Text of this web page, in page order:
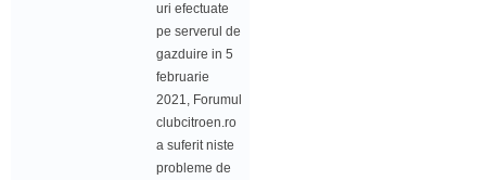
uri efectuate
pe serverul de
gazduire in 5
februarie
2021, Forumul
clubcitroen.ro
a suferit niste
probleme de